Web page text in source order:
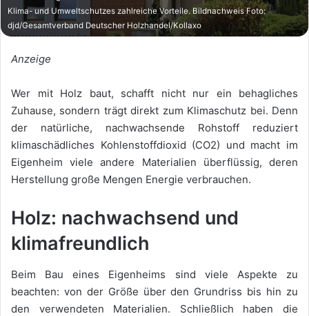
Klima- und Umweltschutzes zahlreiche Vorteile. Bildnachweis Foto:
djd/Gesamtverband Deutscher Holzhandel/Kollaxo
Anzeige
Wer mit Holz baut, schafft nicht nur ein behagliches
Zuhause, sondern trägt direkt zum Klimaschutz bei. Denn
der natürliche, nachwachsende Rohstoff reduziert
klimaschädliches Kohlenstoffdioxid (CO2) und macht im
Eigenheim viele andere Materialien überflüssig, deren
Herstellung große Mengen Energie verbrauchen.
Holz: nachwachsend und
klimafreundlich
Beim Bau eines Eigenheims sind viele Aspekte zu
beachten: von der Größe über den Grundriss bis hin zu
den verwendeten Materialien. Schließlich haben die